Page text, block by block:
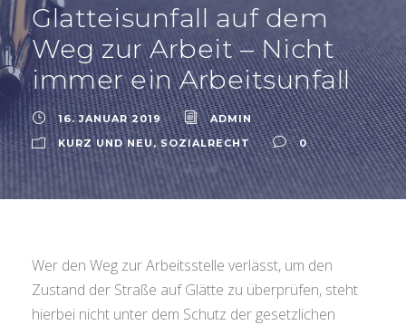
Glatteisunfall auf dem
Weg zur Arbeit – Nicht
immer ein Arbeitsunfall
16. JANUAR 2019
ADMIN
KURZ UND NEU, SOZIALRECHT 0
Wer den Weg zur Arbeitsstelle verlässt, um den
Zustand der Straße auf Glätte zu überprüfen, steht
hierbei nicht unter dem Schutz der gesetzlichen